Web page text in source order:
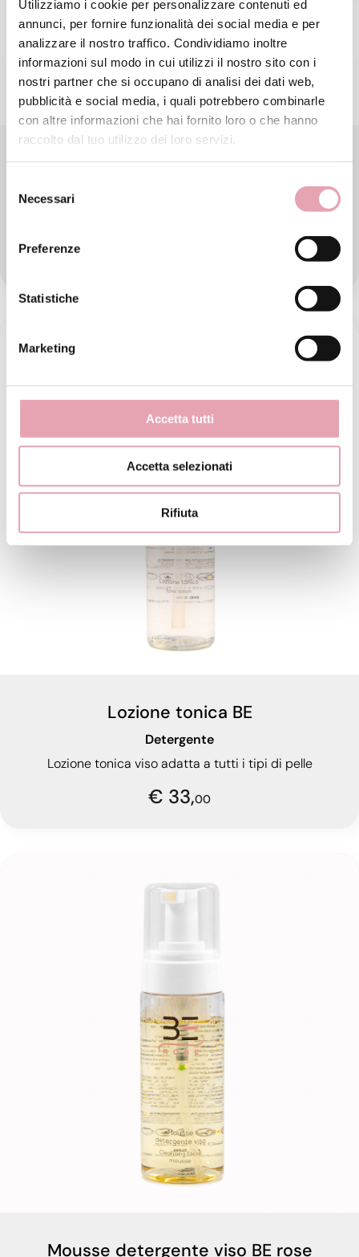
Utilizziamo i cookie per personalizzare contenuti ed
annunci, per fornire funzionalità dei social media e per
analizzare il nostro traffico. Condividiamo inoltre
informazioni sul modo in cui utilizzi il nostro sito con i
nostri partner che si occupano di analisi dei dati web,
pubblicità e social media, i quali potrebbero combinarle
con altre informazioni che hai fornito loro o che hanno
raccolto dal tuo utilizzo dei loro servizi.
delNecessari
Preferenze
Statistiche
Marketing
Accetta tutti
Accetta selezionati
Rifiuta
Estratto idroalcolico microcircolo al
Integratore a base di componenti vegetali, è un estratto
Lozione tonica BE
Detergente
Lozione tonica viso adatta a tutti i tipi di pelle
€ 33,00
Mousse detergente viso BE rose